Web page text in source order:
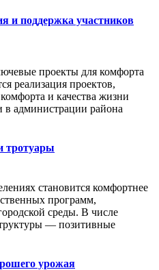
и поддержка участников
проекты для комфорта
реализация проектов,
и качества жизни
администрации района
тротуары
становится комфортнее
программ,
среды. В числе
— позитивные
урожая